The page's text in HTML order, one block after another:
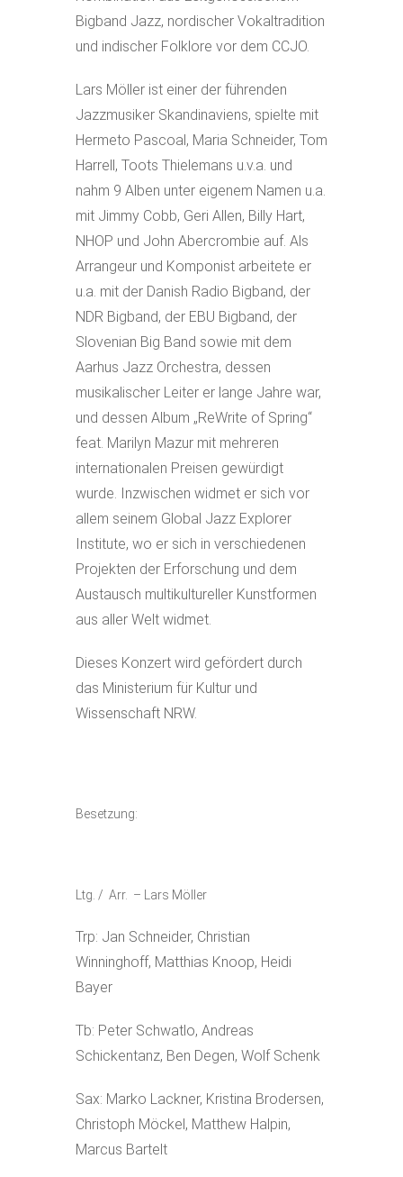
Bigband Jazz, nordischer Vokaltradition
und indischer Folklore vor dem CCJO.
Lars Möller ist einer der führenden
Jazzmusiker Skandinaviens, spielte mit
Hermeto Pascoal, Maria Schneider, Tom
Harrell, Toots Thielemans u.v.a. und
nahm 9 Alben unter eigenem Namen u.a.
mit Jimmy Cobb, Geri Allen, Billy Hart,
NHOP und John Abercrombie auf. Als
Arrangeur und Komponist arbeitete er
u.a. mit der Danish Radio Bigband, der
NDR Bigband, der EBU Bigband, der
Slovenian Big Band sowie mit dem
Aarhus Jazz Orchestra, dessen
musikalischer Leiter er lange Jahre war,
und dessen Album „ReWrite of Spring“
feat. Marilyn Mazur mit mehreren
internationalen Preisen gewürdigt
wurde. Inzwischen widmet er sich vor
allem seinem Global Jazz Explorer
Institute, wo er sich in verschiedenen
Projekten der Erforschung und dem
Austausch multikultureller Kunstformen
aus aller Welt widmet.
Dieses Konzert wird gefördert durch
das Ministerium für Kultur und
Wissenschaft NRW.
Besetzung:
Ltg. / Arr. – Lars Möller
Trp: Jan Schneider, Christian
Winninghoff, Matthias Knoop, Heidi
Bayer
Tb: Peter Schwatlo, Andreas
Schickentanz, Ben Degen, Wolf Schenk
Sax: Marko Lackner, Kristina Brodersen,
Christoph Möckel, Matthew Halpin,
Marcus Bartelt